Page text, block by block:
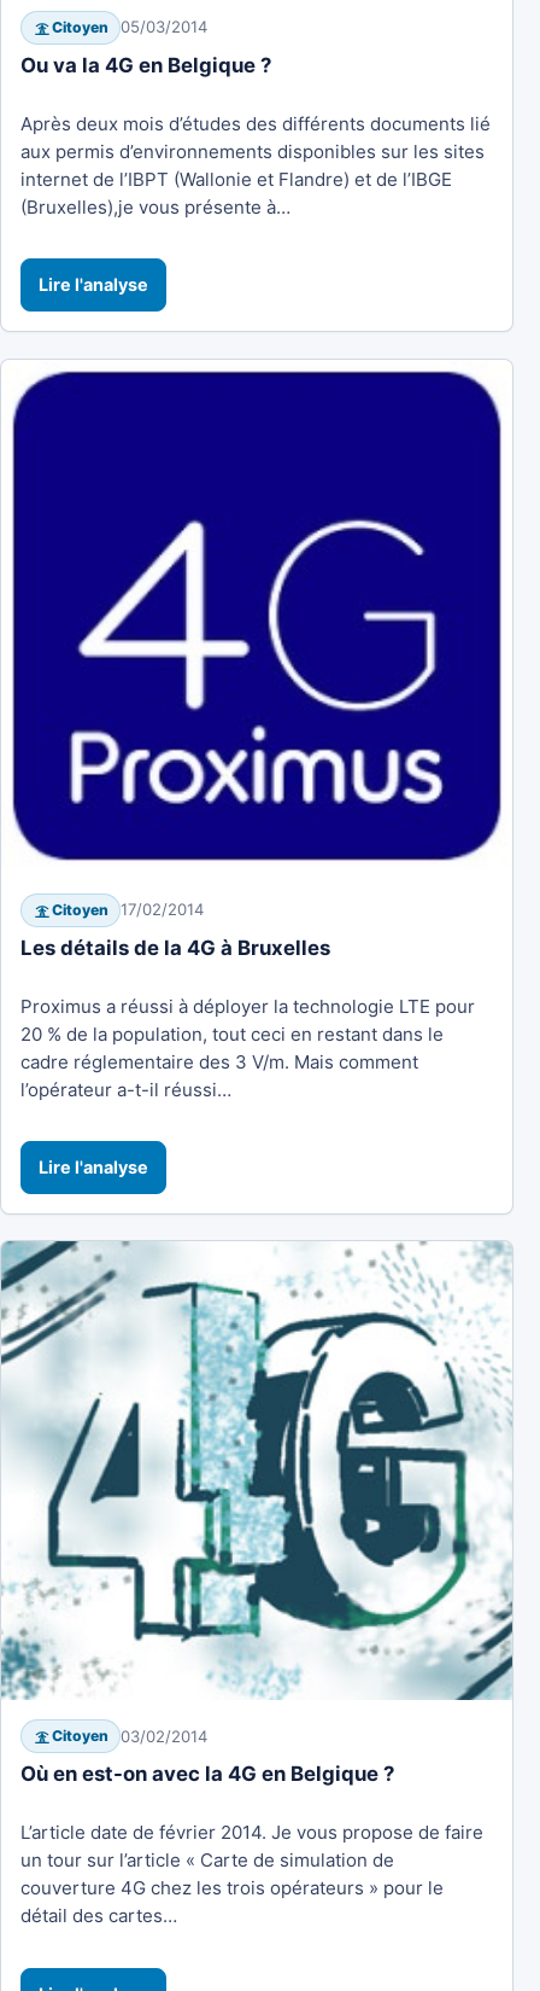
Citoyen 05/03/2014
Ou va la 4G en Belgique ?
Après deux mois d’études des différents documents lié
aux permis d’environnements disponibles sur les sites
internet de l’IBPT (Wallonie et Flandre) et de l’IBGE
(Bruxelles),je vous présente à…
Lire l'analyse
Citoyen 17/02/2014
Les détails de la 4G à Bruxelles
Proximus a réussi à déployer la technologie LTE pour
20 % de la population, tout ceci en restant dans le
cadre réglementaire des 3 V/m. Mais comment
l’opérateur a-t-il réussi…
Lire l'analyse
Citoyen 03/02/2014
Où en est-on avec la 4G en Belgique ?
L’article date de février 2014. Je vous propose de faire
un tour sur l’article « Carte de simulation de
couverture 4G chez les trois opérateurs » pour le
détail des cartes…